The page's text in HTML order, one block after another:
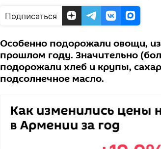
Подписаться
Особенно подорожали овощи,
прошлом году. Значительно
подорожали хлеб и крупы,
подсолнечное масло.